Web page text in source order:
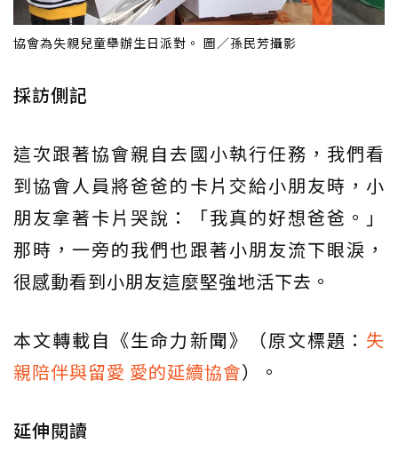
協會為失親兒童舉辦生日派對。 圖／孫民芳攝影
採訪側記
這次跟著協會親自去國小執行任務，我們看
到協會人員將爸爸的卡片交給小朋友時，小
朋友拿著卡片哭說：「我真的好想爸爸。」
那時，一旁的我們也跟著小朋友流下眼淚，
很感動看到小朋友這麼堅強地活下去。
本文轉載自《生命力新聞》（原文標題： 失
親陪伴與留愛 愛的延續協會）。
延伸閱讀